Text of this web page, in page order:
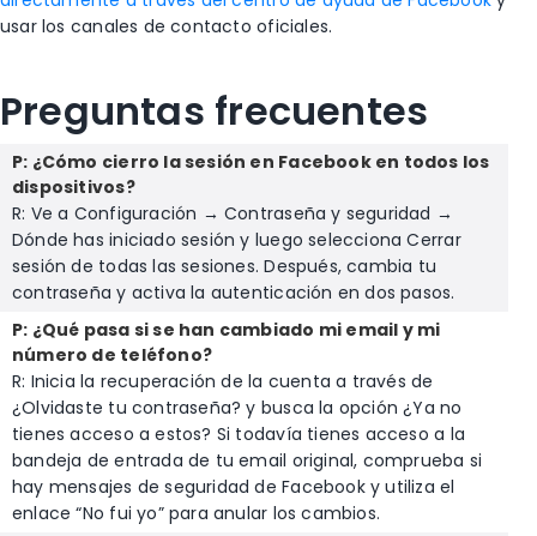
usar los canales de contacto oficiales.
Preguntas frecuentes
P: ¿Cómo cierro la sesión en Facebook en todos los
dispositivos?
R: Ve a Configuración → Contraseña y seguridad →
Dónde has iniciado sesión y luego selecciona Cerrar
sesión de todas las sesiones. Después, cambia tu
contraseña y activa la autenticación en dos pasos.
P: ¿Qué pasa si se han cambiado mi email y mi
número de teléfono?
R: Inicia la recuperación de la cuenta a través de
¿Olvidaste tu contraseña? y busca la opción ¿Ya no
tienes acceso a estos? Si todavía tienes acceso a la
bandeja de entrada de tu email original, comprueba si
hay mensajes de seguridad de Facebook y utiliza el
enlace “No fui yo” para anular los cambios.